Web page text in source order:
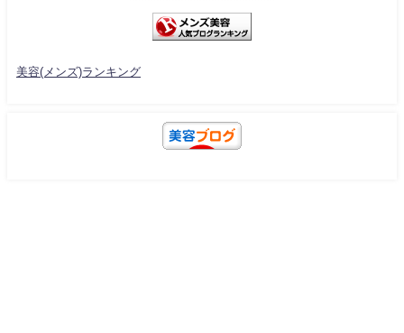
美容(メンズ)ランキング